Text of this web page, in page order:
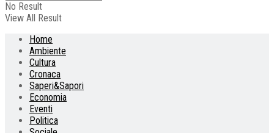
No Result
View All Result
Home
Ambiente
Cultura
Cronaca
Saperi&Sapori
Economia
Eventi
Politica